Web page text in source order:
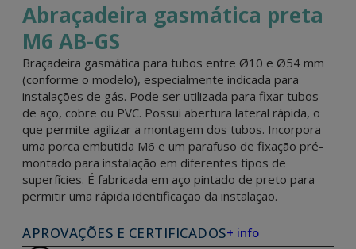
Abraçadeira gasmática preta
M6 AB-GS
Braçadeira gasmática para tubos entre Ø10 e Ø54 mm
(conforme o modelo), especialmente indicada para
instalações de gás. Pode ser utilizada para fixar tubos
de aço, cobre ou PVC. Possui abertura lateral rápida, o
que permite agilizar a montagem dos tubos. Incorpora
uma porca embutida M6 e um parafuso de fixação pré-
montado para instalação em diferentes tipos de
superfícies. É fabricada em aço pintado de preto para
permitir uma rápida identificação da instalação.
APROVAÇÕES E CERTIFICADOS+ info